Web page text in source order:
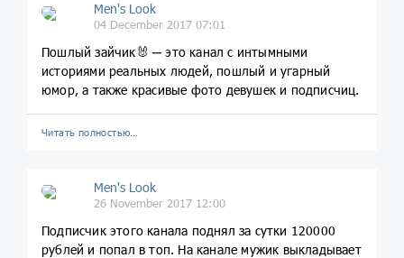
Men's Look
04 December 2017 07:01
Пошлый зайчик🐰 ─ это канал с интымными
историями реальных людей, пошлый и угарный
юмор, а также красивые фото девушек и подписчиц.
Читать полностью…
Men's Look
26 November 2017 12:00
Подписчик этого канала поднял за сутки 120000
рублей и попал в топ. На канале мужик выкладывает